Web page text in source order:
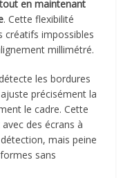
en maintenant
. Cette flexibilité
créatifs impossibles
millimétré.
les bordures
précisément la
le cadre. Cette
des écrans à
mais peine
sans